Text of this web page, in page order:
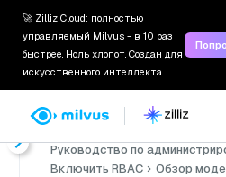
🚀 Zilliz Cloud: полностью
управляемый Milvus - в 10 раз
быстрее. Ноль хлопот. Создан для
искусственного интеллекта.
Руководство по
Включить RBAC
Обзор